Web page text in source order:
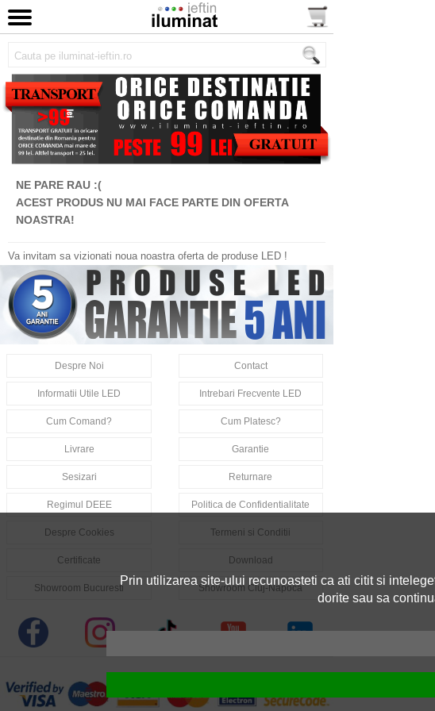
NE PARE RAU :(
ACEST PRODUS NU MAI FACE PARTE DIN OFERTA
NOASTRA!
Va invitam sa vizionati noua noastra oferta de produse LED !
Despre Noi Contact
Informatii Utile LED Intrebari Frecvente LED
Cum Comand? Cum Platesc?
Livrare Garantie
Sesizari Returnare
Regimul DEEE Politica de Confidentialitate
Despre Cookies Termeni si Conditii
Certificate Download
Showroom Bucuresti Showroom Cluj-Napoca
Prin utilizarea site-ului recunoasteti ca ati citit si
dorite sau sa